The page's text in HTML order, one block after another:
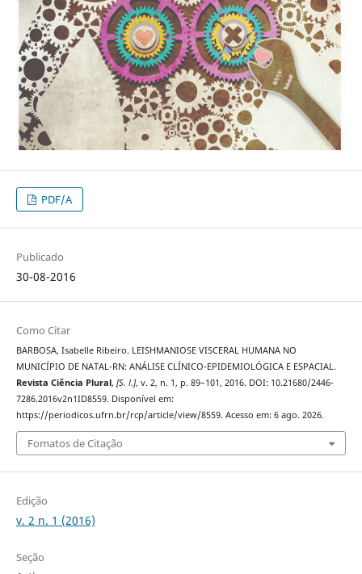
PDF/A
Publicado
30-08-2016
Como Citar
BARBOSA, Isabelle Ribeiro. LEISHMANIOSE VISCERAL HUMANA NO
MUNICÍPIO DE NATAL-RN: ANÁLISE CLÍNICO-EPIDEMIOLÓGICA E ESPACIAL.
Revista Ciência Plural, [S. l.], v. 2, n. 1, p. 89–101, 2016. DOI: 10.21680/2446-
7286.2016v2n1ID8559. Disponível em:
https://periodicos.ufrn.br/rcp/article/view/8559. Acesso em: 6 ago. 2026.
Fomatos de Citação
Edição
v. 2 n. 1 (2016)
Seção